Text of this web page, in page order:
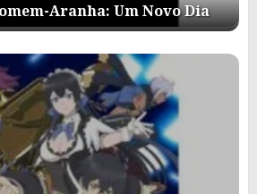
Aranha: Um Novo Dia